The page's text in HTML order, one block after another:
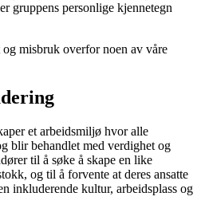
gruppens personlige kjennetegn
misbruk overfor noen av våre
et arbeidsmiljø hvor alle
blir behandlet med verdighet og
til å søke å skape en like
og til å forvente at deres ansatte
inkluderende kultur, arbeidsplass og